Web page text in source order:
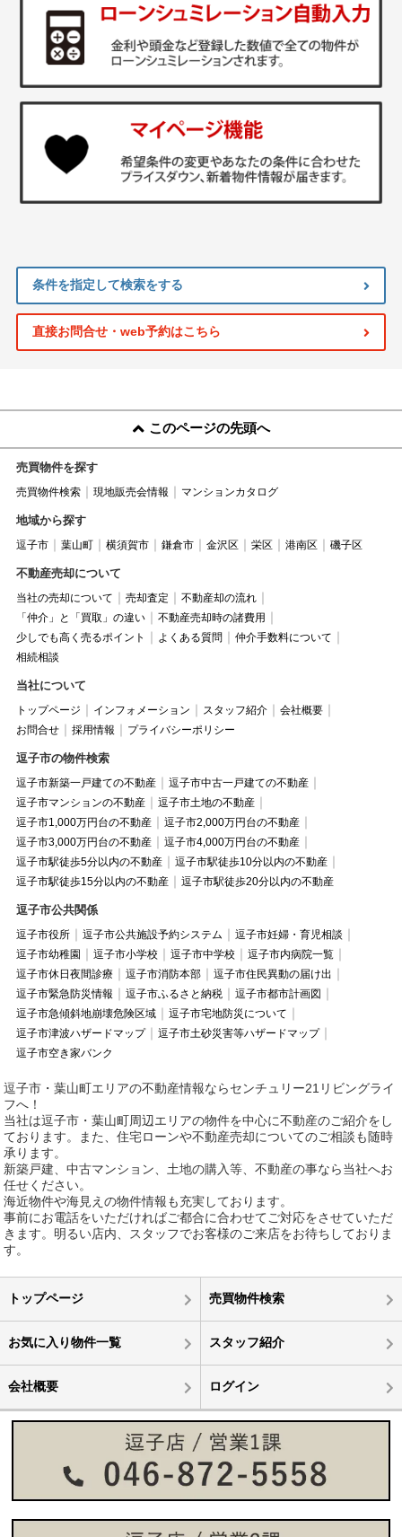
条件を指定して検索をする
直接お問合せ・web予約はこちら
このページの先頭へ
売買物件を探す
売買物件検索 現地販売会情報 マンションカタログ
地域から探す
逗子市 葉山町 横須賀市 鎌倉市 金沢区 栄区 港南区 磯子区
不動産売却について
当社の売却について 売却査定
不動産却の流れ
「仲介」と「買取」の違い
不動産売却時の諸費用
少しでも高く売るポイント
よくある質問
仲介手数料について
相続相談
当社について
トップページ インフォメーション スタッフ紹介
会社概要
お問合せ
採用情報 プライバシーポリシー
逗子市の物件検索
逗子市新築一戸建ての不動産
逗子市中古一戸建ての不動産
逗子市マンションの不動産
逗子市土地の不動産
逗子市1,000万円台の不動産
逗子市2,000万円台の不動産
逗子市3,000万円台の不動産
逗子市4,000万円台の不動産
逗子市駅徒歩5分以内の不動産
逗子市駅徒歩10分以内の不動産
逗子市駅徒歩15分以内の不動産
逗子市駅徒歩20分以内の不動産
逗子市公共関係
逗子市役所 逗子市公共施設予約システム
逗子市妊婦・育児相談
逗子市幼稚園
逗子市小学校 逗子市中学校
逗子市内病院一覧
逗子市休日夜間診療
逗子市消防本部
逗子市住民異動の届け出
逗子市緊急防災情報
逗子市ふるさと納税
逗子市都市計画図
逗子市急傾斜地崩壊危険区域
逗子市宅地防災について
逗子市津波ハザードマップ
逗子市土砂災害等ハザードマップ
逗子市空き家バンク
逗子市・葉山町エリアの不動産情報ならセンチュリー21リビングライ
フへ！
当社は逗子市・葉山町周辺エリアの物件を中心に不動産のご紹介をし
ております。また、住宅ローンや不動産売却についてのご相談も随時
承ります。
新築戸建、中古マンション、土地の購入等、不動産の事なら当社へお
任せください。
海近物件や海見えの物件情報も充実しております。
事前にお電話をいただければご都合に合わせてご対応をさせていただ
きます。明るい店内、スタッフでお客様のご来店をお待ちしておりま
す。
トップページ 売買物件検索
お気に入り物件一覧 スタッフ紹介
会社概要 ログイン